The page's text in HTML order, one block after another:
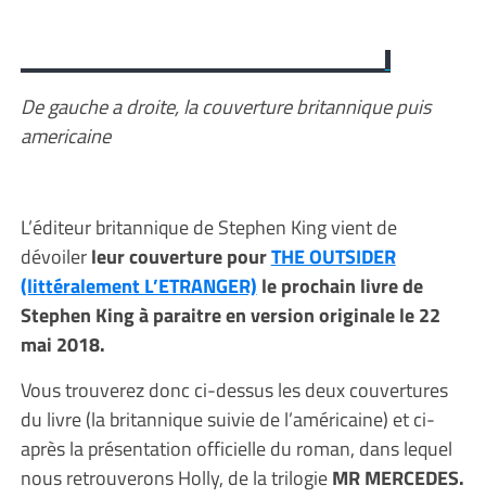
De gauche a droite, la couverture britannique puis
americaine
L’éditeur britannique de Stephen King vient de
dévoilerleur couverture pourTHE OUTSIDER
(littéralement L’ETRANGER) le prochain livre de
Stephen King à paraitre en version originale le 22
mai 2018.
Vous trouverez donc ci-dessus les deux couvertures
du livre (la britannique suivie de l’américaine) et ci-
après la présentation officielle du roman, dans lequel
nous retrouverons Holly, de la trilogieMR MERCEDES.